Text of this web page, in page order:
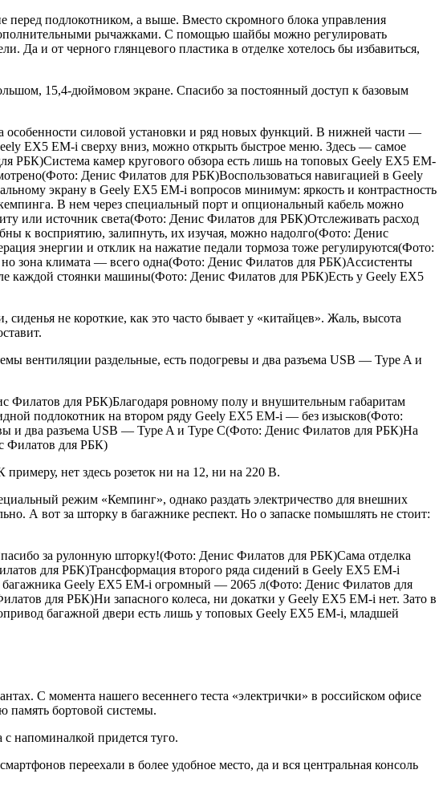
подлокотником, а выше. Вместо скромного блока управления
рычажками. С помощью шайбы можно регулировать
Да и от черного глянцевого пластика в отделке хотелось бы избавиться,
15,4-дюймовом экране. Спасибо за постоянный доступ к базовым
особенности силовой установки и ряд новых функций. В нижней части —
EX5 EM-i сверху вниз, можно открыть быстрое меню. Здесь — самое
камер кругового обзора есть лишь на топовых Geely EX5 EM-
Денис Филатов для РБК)Воспользоваться навигацией в Geely
экрану в Geely EX5 EM-i вопросов минимум: яркость и контрастность
В нем через специальный порт и опциональный кабель можно
или источник света(Фото: Денис Филатов для РБК)Отслеживать расход
к восприятию, залипнуть, их изучая, можно надолго(Фото: Денис
энергии и отклик на нажатие педали тормоза тоже регулируются(Фото:
зона климата — всего одна(Фото: Денис Филатов для РБК)Ассистенты
каждой стоянки машины(Фото: Денис Филатов для РБК)Есть у Geely EX5
не короткие, как это часто бывает у «китайцев». Жаль, высота
вентиляции раздельные, есть подогревы и два разъема USB — Type A и
Филатов для РБК)Благодаря ровному полу и внушительным габаритам
подлокотник на втором ряду Geely EX5 EM-i — без изысков(Фото:
и два разъема USB — Type A и Type C(Фото: Денис Филатов для РБК)На
Филатов для РБК)
нет здесь розеток ни на 12, ни на 220 В.
режим «Кемпинг», однако раздать электричество для внешних
А вот за шторку в багажнике респект. Но о запаске помышлять не стоит:
за рулонную шторку!(Фото: Денис Филатов для РБК)Сама отделка
для РБК)Трансформация второго ряда сидений в Geely EX5 EM-i
Geely EX5 EM-i огромный — 2065 л(Фото: Денис Филатов для
для РБК)Ни запасного колеса, ни докатки у Geely EX5 EM-i нет. Зато в
багажной двери есть лишь у топовых Geely EX5 EM-i, младшей
С момента нашего весеннего теста «электрички» в российском офисе
память бортовой системы.
напоминалкой придется туго.
переехали в более удобное место, да и вся центральная консоль